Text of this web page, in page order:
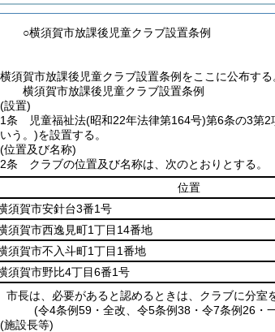
○横須賀市放課後児童クラブ設置条例
横須賀市放課後児童クラブ設置条例をここに公布する
横須賀市放課後児童クラブ設置条例
(設置)
条
児童福祉法(昭和22年法律第164号)第6条の3第2
いう。)を設置する。
(位置及び名称)
条
クラブの位置及び名称は、次のとおりとする。
位置
須賀市安針台3番1号
須賀市西逸見町1丁目14番地
須賀市不入斗町1丁目1番地
須賀市野比4丁目6番1号
市長は、必要があると認めるときは、クラブに分室
(令4条例59・全改、令5条例38・令7条例26・
(施設長等)